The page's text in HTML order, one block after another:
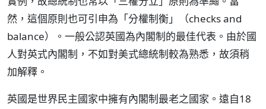
然，這個原則也可引申為「分權制衡」（checks and
balance）。一般公認英國為內閣制的最佳代表。由於國
人對英式內閣制，不如對美式總統制較為熟悉，故須稍
加解釋。
英國是世界民主國家中擁有內閣制最老之國家。遠自18